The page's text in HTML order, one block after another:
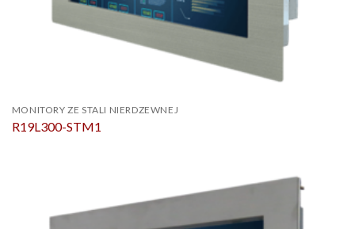
MONITORY ZE STALI NIERDZEWNEJ
R19L300-STM1